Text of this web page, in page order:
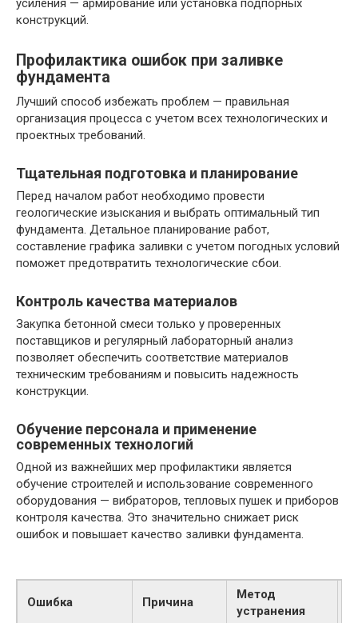
усиления — армирование или установка подпорных
конструкций.
Профилактика ошибок при заливке
фундамента
Лучший способ избежать проблем — правильная
организация процесса с учетом всех технологических и
проектных требований.
Тщательная подготовка и планирование
Перед началом работ необходимо провести
геологические изыскания и выбрать оптимальный тип
фундамента. Детальное планирование работ,
составление графика заливки с учетом погодных условий
поможет предотвратить технологические сбои.
Контроль качества материалов
Закупка бетонной смеси только у проверенных
поставщиков и регулярный лабораторный анализ
позволяет обеспечить соответствие материалов
техническим требованиям и повысить надежность
конструкции.
Обучение персонала и применение
современных технологий
Одной из важнейших мер профилактики является
обучение строителей и использование современного
оборудования — вибраторов, тепловых пушек и приборов
контроля качества. Это значительно снижает риск
ошибок и повышает качество заливки фундамента.
Ошибка Причина
Метод
устранения